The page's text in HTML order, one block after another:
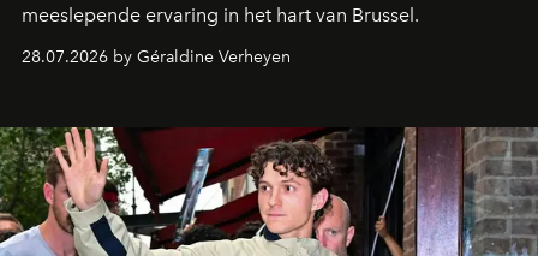
meeslepende ervaring in het hart van Brussel.
28.07.2026 by Géraldine Verheyen